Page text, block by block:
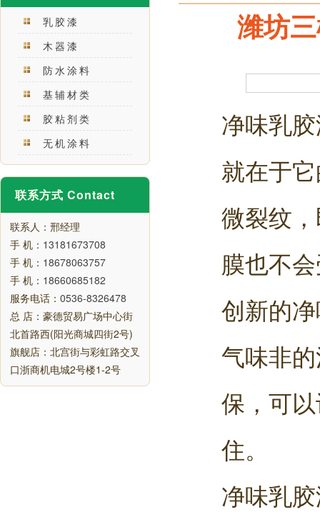
乳胶漆
木器漆
防水涂料
基辅材类
胶粘剂类
无机涂料
联系方式 Contact
联系人：邢经理
手 机： 13181673708
手 机： 18678063757
手 机： 18660685182
服务电话： 0536-8326478
总 店：豪德贸易广场中心街
北首路西(阳光商城四街2号)
旗舰店：北宫街与彩虹路交叉
口浙商机电城2号楼1-2号
潍坊
净味乳
就在于
微裂纹
膜也不
创新的
气味非
保，可
住。
净味乳